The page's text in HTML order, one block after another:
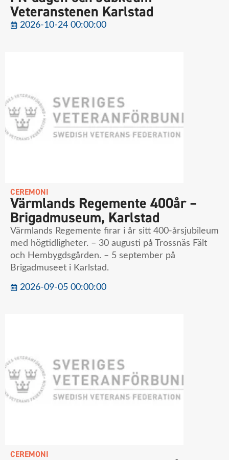
Veteranstenen Karlstad
2026-10-24 00:00:00
CEREMONI
Värmlands Regemente 400år –
Brigadmuseum, Karlstad
Värmlands Regemente firar i år sitt 400-årsjubileum
med högtidligheter. – 30 augusti på Trossnäs Fält
och Hembygdsgården. – 5 september på
Brigadmuseet i Karlstad.
2026-09-05 00:00:00
CEREMONI